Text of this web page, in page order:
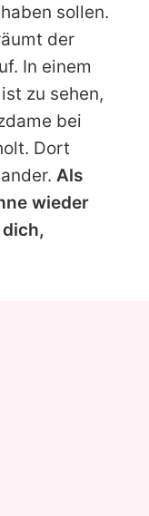
sollen.
der
In einem
zu sehen,
bei
Dort
Als
wieder